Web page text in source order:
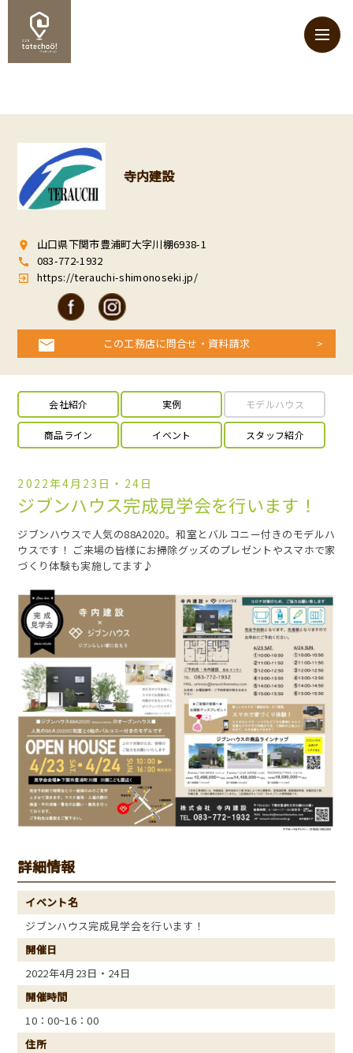
寺内建設
room 山口県下関市豊浦町大字川棚6938-1
call 083-772-1932
exit_to_app https://terauchi-shimonoseki.jp/
この工務店に問合せ・資料請求
会社紹介 実例 モデルハウス
商品ライン イベント スタッフ紹介
2022年4月23日・24日
ジブンハウス完成見学会を行います！
ジブンハウスで人気の88A2020。和室とバルコニー付きのモデルハ
ウスです！ ご来場の皆様にお掃除グッズのプレゼントやスマホで家
づくり体験も実施してます♪
詳細情報
イベント名
ジブンハウス完成見学会を行います！
開催日
2022年4月23日・24日
開催時間
10：00~16：00
住所